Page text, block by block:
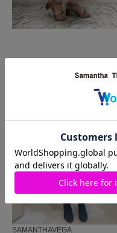
同じ商品を
SAMANTHAVEGA